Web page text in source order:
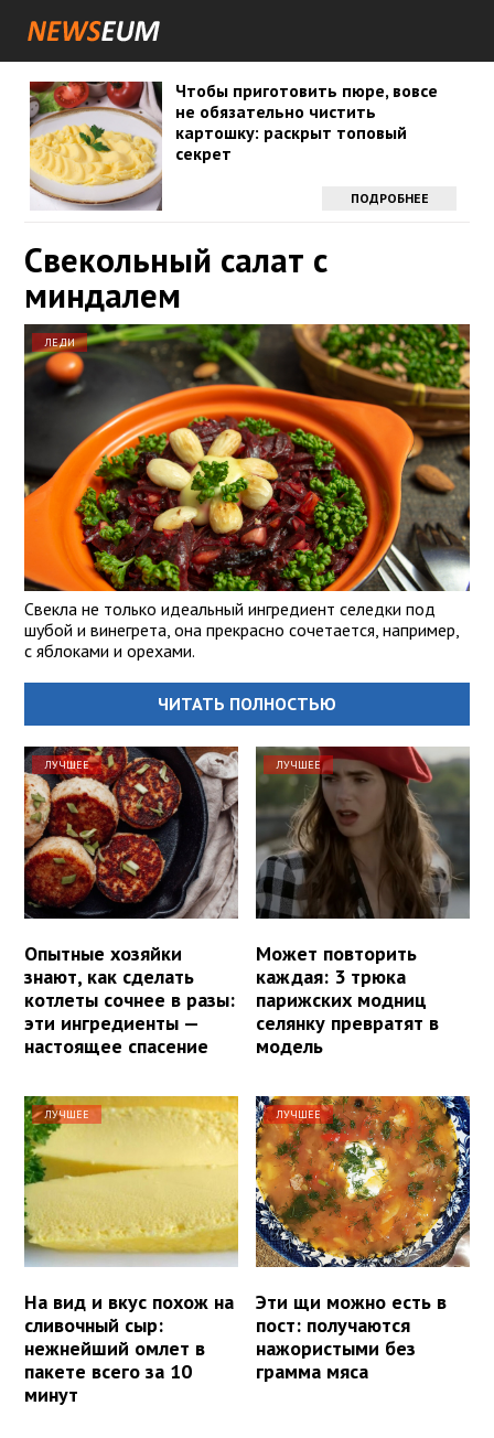
Чтобы приготовить пюре, вовсе
не обязательно чистить
картошку: раскрыт топовый
секрет
ПОДРОБНЕЕ
Свекольный салат с
миндалем
ЛЕДИ
Свекла не только идеальный ингредиент селедки под
шубой и винегрета, она прекрасно сочетается, например,
с яблоками и орехами.
ЧИТАТЬ ПОЛНОСТЬЮ
ЛУЧШЕЕ
Опытные хозяйки
знают, как сделать
котлеты сочнее в разы:
эти ингредиенты —
настоящее спасение
ЛУЧШЕЕ
Может повторить
каждая: 3 трюка
парижских модниц
селянку превратят в
модель
ЛУЧШЕЕ
На вид и вкус похож на
сливочный сыр:
нежнейший омлет в
пакете всего за 10
минут
ЛУЧШЕЕ
Эти щи можно есть в
пост: получаются
нажористыми без
грамма мяса